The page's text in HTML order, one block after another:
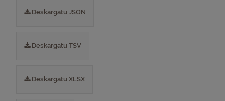
Deskargatu JSON
Deskargatu TSV
Deskargatu XLSX